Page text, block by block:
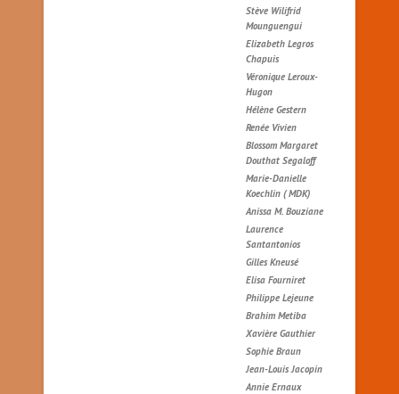
Stève Wilifrid
Mounguengui
Elizabeth Legros
Chapuis
Véronique Leroux-
Hugon
Hélène Gestern
Renée Vivien
Blossom Margaret
Douthat Segaloff
Marie-Danielle
Koechlin ( MDK)
Anissa M. Bouziane
Laurence
Santantonios
Gilles Kneusé
Elisa Fourniret
Philippe Lejeune
Brahim Metiba
Xavière Gauthier
Sophie Braun
Jean-Louis Jacopin
Annie Ernaux